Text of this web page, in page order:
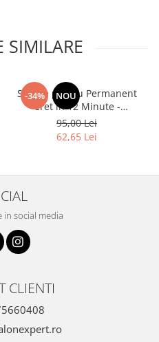
SIMILARE
-34% NOU
Solutie pentru Permanent
Cret in 12 Minute -
Universal Moved 12Min
Ammonia Free Waving
System Be Tech 500ml - Be
95,00 Lei
62,65 Lei
in social media
CLIENTI